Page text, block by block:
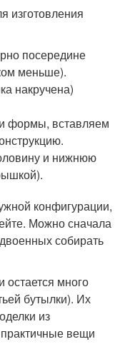
изготовления
посередине
меньше).
накручена)
формы, вставляем
и нижнюю
конфигурации,
Можно сначала
собирать
остается много
бутылки). Их
из
вещи